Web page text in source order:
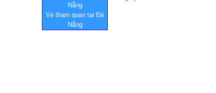
Nẵng
Vé tham quan tại Đà
Nẵng